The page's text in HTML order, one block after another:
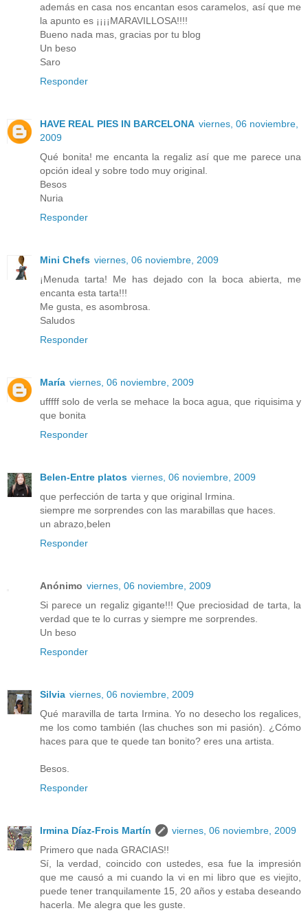
además en casa nos encantan esos caramelos, así que me
la apunto es ¡¡¡¡MARAVILLOSA!!!!
Bueno nada mas, gracias por tu blog
Un beso
Saro
Responder
HAVE REAL PIES IN BARCELONA viernes, 06 noviembre,
2009
Qué bonita! me encanta la regaliz así que me parece una
opción ideal y sobre todo muy original.
Besos
Nuria
Responder
Mini Chefs viernes, 06 noviembre, 2009
¡Menuda tarta! Me has dejado con la boca abierta, me
encanta esta tarta!!!
Me gusta, es asombrosa.
Saludos
Responder
María viernes, 06 noviembre, 2009
ufffff solo de verla se mehace la boca agua, que riquisima y
que bonita
Responder
Belen-Entre platos viernes, 06 noviembre, 2009
que perfección de tarta y que original Irmina.
siempre me sorprendes con las marabillas que haces.
un abrazo,belen
Responder
Anónimo viernes, 06 noviembre, 2009
Si parece un regaliz gigante!!! Que preciosidad de tarta, la
verdad que te lo curras y siempre me sorprendes.
Un beso
Responder
Silvia viernes, 06 noviembre, 2009
Qué maravilla de tarta Irmina. Yo no desecho los regalices,
me los como también (las chuches son mi pasión). ¿Cómo
haces para que te quede tan bonito? eres una artista.
Besos.
Responder
Irmina Díaz-Frois Martín
viernes, 06 noviembre, 2009
Primero que nada GRACIAS!!
Sí, la verdad, coincido con ustedes, esa fue la impresión
que me causó a mi cuando la vi en mi libro que es viejito,
puede tener tranquilamente 15, 20 años y estaba deseando
hacerla. Me alegra que les guste.